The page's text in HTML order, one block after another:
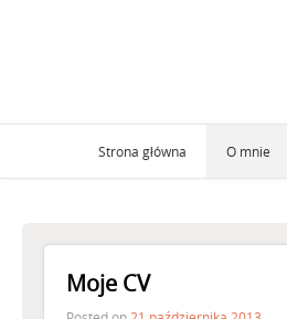
Strona główna O mnie
Moje CV